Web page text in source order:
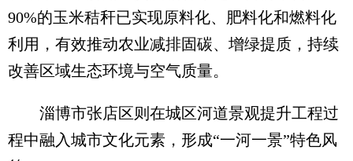
90%的玉米秸秆已实现原料化、肥料化和燃料化
利用，有效推动农业减排固碳、增绿提质，持续
改善区域生态环境与空气质量。
淄博市张店区则在城区河道景观提升工程过
程中融入城市文化元素，形成“一河一景”特色风